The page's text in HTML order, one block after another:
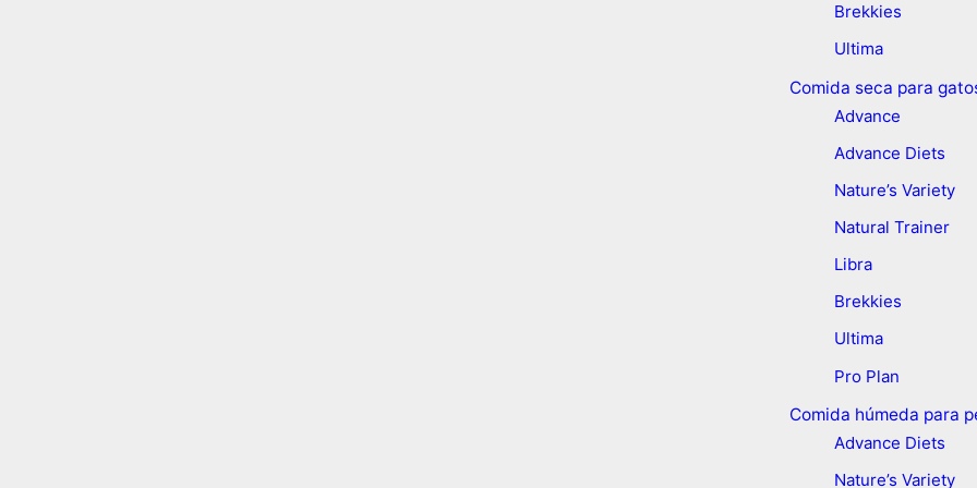
Brekkies
Ultima
Comida seca para
Advance
Advance Diets
Nature’s Variety
Natural Trainer
Libra
Brekkies
Ultima
Pro Plan
Comida húmeda para
Advance Diets
Nature’s Variety